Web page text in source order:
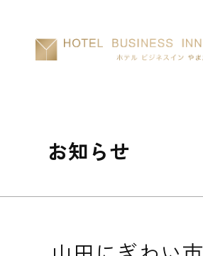
お知らせ